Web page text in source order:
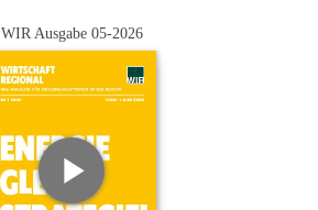
WIR Ausgabe 05-2026